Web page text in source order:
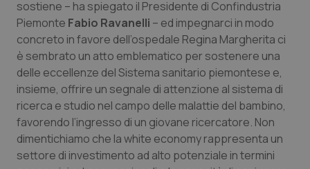
Tumori gastrointestinali
Ulcera & Reflusso
Vaccini
sostiene – ha spiegato il Presidente di Confindustria
Piemonte Fabio Ravanelli – ed impegnarci in modo
concreto in favore dell’ospedale Regina Margherita ci
è sembrato un atto emblematico per sostenere una
delle eccellenze del Sistema sanitario piemontese e,
insieme, offrire un segnale di attenzione al sistema di
ricerca e studio nel campo delle malattie del bambino,
favorendo l’ingresso di un giovane ricercatore. Non
dimentichiamo che la white economy rappresenta un
settore di investimento ad alto potenziale in termini